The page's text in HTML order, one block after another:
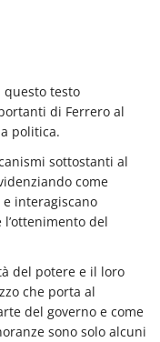
questo testo
di Ferrero al
politica.
sottostanti al
come
interagiscano
del
del potere e il loro
che porta al
del governo e come
sono solo alcuni